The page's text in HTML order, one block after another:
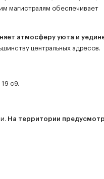
магистралям обеспечивает
атмосферу уюта и
центральных адресов.
с9.
На территории